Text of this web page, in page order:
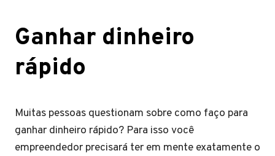
Ganhar dinheiro
rápido
Muitas pessoas questionam sobre como faço para
ganhar dinheiro rápido? Para isso você
empreendedor precisará ter em mente exatamente o